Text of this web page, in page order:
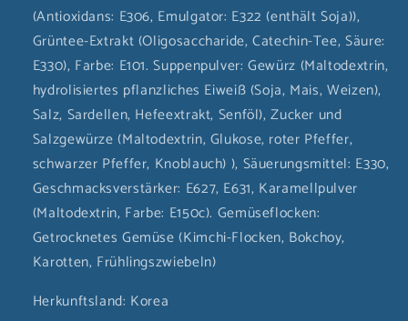
(Antioxidans: E306, Emulgator: E322 (enthält Soja)),
Grüntee-Extrakt (Oligosaccharide, Catechin-Tee, Säure:
E330), Farbe: E101. Suppenpulver: Gewürz (Maltodextrin,
hydrolisiertes pflanzliches Eiweiß (Soja, Mais, Weizen),
Salz, Sardellen, Hefeextrakt, Senföl), Zucker und
Salzgewürze (Maltodextrin, Glukose, roter Pfeffer,
schwarzer Pfeffer, Knoblauch) ), Säuerungsmittel: E330,
Geschmacksverstärker: E627, E631, Karamellpulver
(Maltodextrin, Farbe: E150c). Gemüseflocken:
Getrocknetes Gemüse (Kimchi-Flocken, Bokchoy,
Karotten, Frühlingszwiebeln)
Herkunftsland: Korea